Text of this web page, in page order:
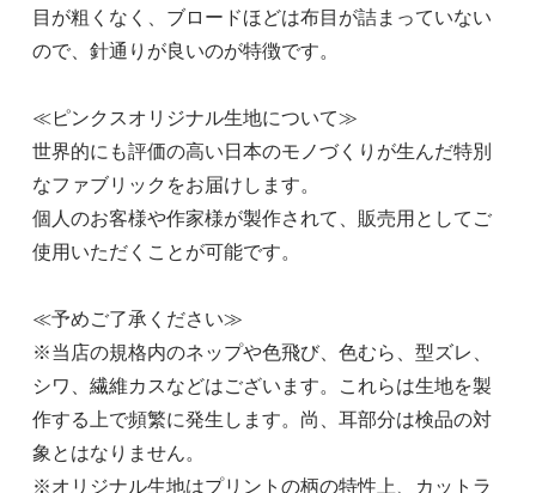
目が粗くなく、ブロードほどは布目が詰まっていない
ので、針通りが良いのが特徴です。
≪ピンクスオリジナル生地について≫
世界的にも評価の高い日本のモノづくりが生んだ特別
なファブリックをお届けします。
個人のお客様や作家様が製作されて、販売用としてご
使用いただくことが可能です。
≪予めご了承ください≫
※当店の規格内のネップや色飛び、色むら、型ズレ、
シワ、繊維カスなどはございます。これらは生地を製
作する上で頻繁に発生します。尚、耳部分は検品の対
象とはなりません。
※オリジナル生地はプリントの柄の特性上、カットラ